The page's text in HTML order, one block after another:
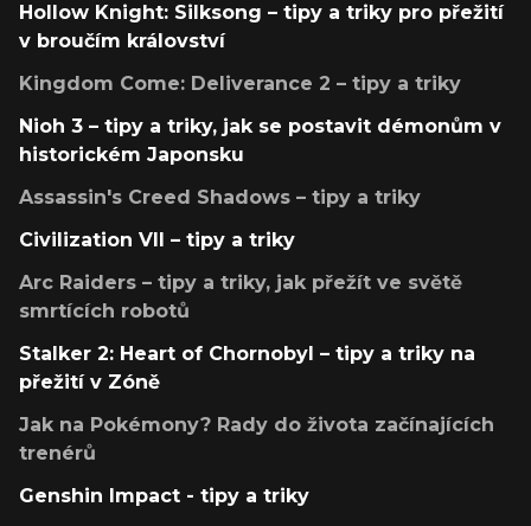
Hollow Knight: Silksong – tipy a triky pro přežití
v broučím království
Kingdom Come: Deliverance 2 – tipy a triky
Nioh 3 – tipy a triky, jak se postavit démonům v
historickém Japonsku
Assassin's Creed Shadows – tipy a triky
Civilization VII – tipy a triky
Arc Raiders – tipy a triky, jak přežít ve světě
smrtících robotů
Stalker 2: Heart of Chornobyl – tipy a triky na
přežití v Zóně
Jak na Pokémony? Rady do života začínajících
trenérů
Genshin Impact - tipy a triky